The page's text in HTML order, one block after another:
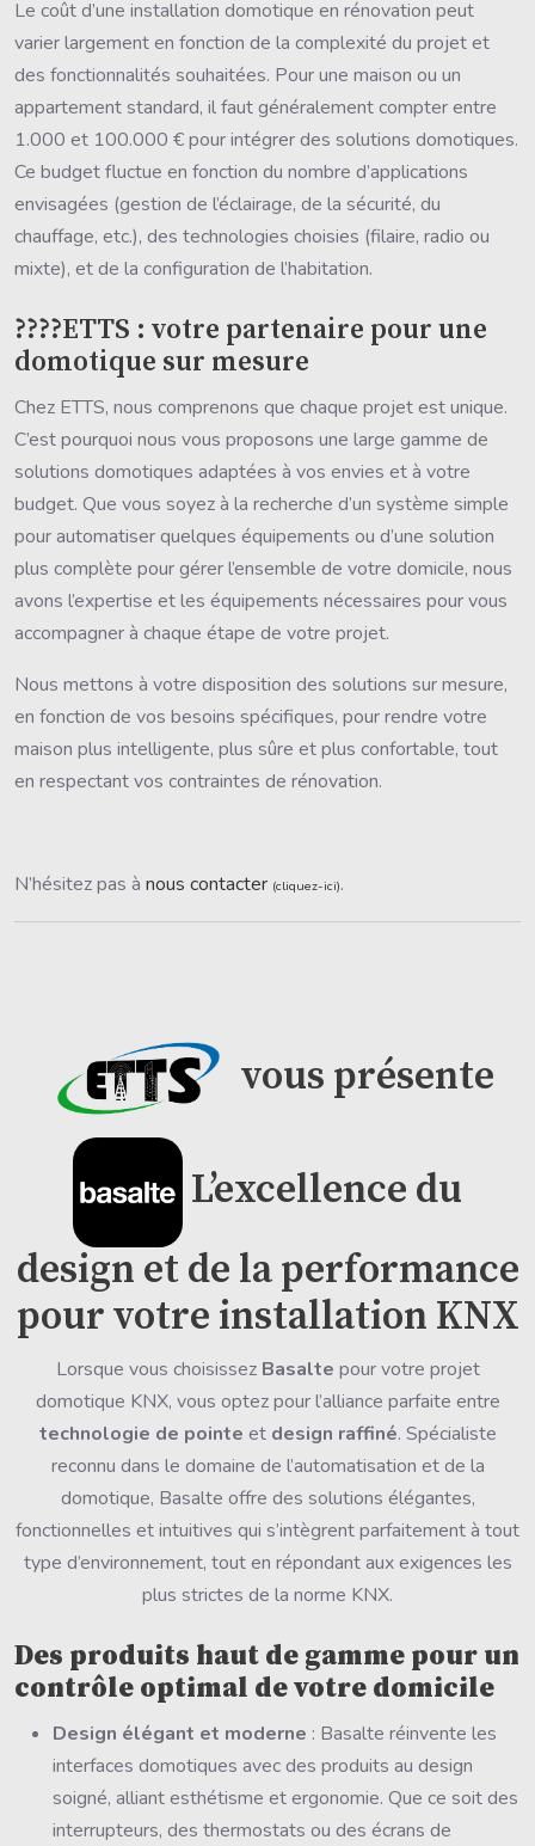
Le coût d’une installation domotique en rénovation peut
varier largement en fonction de la complexité du projet et
des fonctionnalités souhaitées. Pour une maison ou un
appartement standard, il faut généralement compter entre
1.000 et 100.000 € pour intégrer des solutions domotiques.
Ce budget fluctue en fonction du nombre d’applications
envisagées (gestion de l’éclairage, de la sécurité, du
chauffage, etc.), des technologies choisies (filaire, radio ou
mixte), et de la configuration de l’habitation.
????ETTS : votre partenaire pour une
domotique sur mesure
Chez ETTS, nous comprenons que chaque projet est unique.
C’est pourquoi nous vous proposons une large gamme de
solutions domotiques adaptées à vos envies et à votre
budget. Que vous soyez à la recherche d’un système simple
pour automatiser quelques équipements ou d’une solution
plus complète pour gérer l’ensemble de votre domicile, nous
avons l’expertise et les équipements nécessaires pour vous
accompagner à chaque étape de votre projet.
Nous mettons à votre disposition des solutions sur mesure,
en fonction de vos besoins spécifiques, pour rendre votre
maison plus intelligente, plus sûre et plus confortable, tout
en respectant vos contraintes de rénovation.
N’hésitez pas à nous contacter (cliquez-ici).
vous présente
L’excellence du
design et de la performance
pour votre installation KNX
Lorsque vous choisissez Basalte pour votre projet
domotique KNX, vous optez pour l’alliance parfaite entre
technologie de pointe et design raffiné. Spécialiste
reconnu dans le domaine de l’automatisation et de la
domotique, Basalte offre des solutions élégantes,
fonctionnelles et intuitives qui s’intègrent parfaitement à tout
type d’environnement, tout en répondant aux exigences les
plus strictes de la norme KNX.
Des produits haut de gamme pour un
contrôle optimal de votre domicile
Design élégant et moderne : Basalte réinvente les
interfaces domotiques avec des produits au design
soigné, alliant esthétisme et ergonomie. Que ce soit des
interrupteurs, des thermostats ou des écrans de